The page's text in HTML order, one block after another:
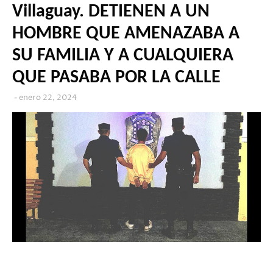
Villaguay. DETIENEN A UN
HOMBRE QUE AMENAZABA A
SU FAMILIA Y A CUALQUIERA
QUE PASABA POR LA CALLE
enero 22, 2024